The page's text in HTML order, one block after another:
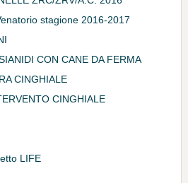
stagione 2016-2017
CON CANE DA FERMA
CINGHIALE
CINGHIALE
LIFE